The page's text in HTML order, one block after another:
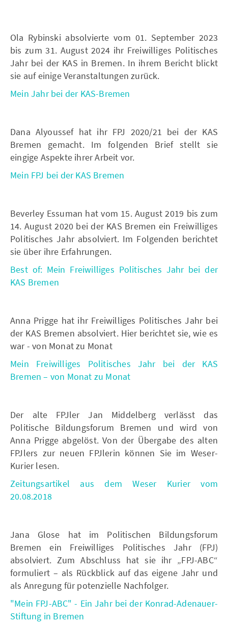
Ola Rybinski absolvierte vom 01. September 2023
bis zum 31. August 2024 ihr Freiwilliges Politisches
Jahr bei der KAS in Bremen. In ihrem Bericht blickt
sie auf einige Veranstaltungen zurück.
Mein Jahr bei der KAS-Bremen
Dana Alyoussef hat ihr FPJ 2020/21 bei der KAS
Bremen gemacht. Im folgenden Brief stellt sie
eingige Aspekte ihrer Arbeit vor.
Mein FPJ bei der KAS Bremen
Beverley Essuman hat vom 15. August 2019 bis zum
14. August 2020 bei der KAS Bremen ein Freiwilliges
Politisches Jahr absolviert. Im Folgenden berichtet
sie über ihre Erfahrungen.
Best of: Mein Freiwilliges Politisches Jahr bei der
KAS Bremen
Anna Prigge hat ihr Freiwilliges Politisches Jahr bei
der KAS Bremen absolviert. Hier berichtet sie, wie es
war - von Monat zu Monat
Mein Freiwilliges Politisches Jahr bei der KAS
Bremen – von Monat zu Monat
Der alte FPJler Jan Middelberg verlässt das
Politische Bildungsforum Bremen und wird von
Anna Prigge abgelöst. Von der Übergabe des alten
FPJlers zur neuen FPJlerin können Sie im Weser-
Kurier lesen.
Zeitungsartikel aus dem Weser Kurier vom
20.08.2018
Jana Glose hat im Politischen Bildungsforum
Bremen ein Freiwilliges Politisches Jahr (FPJ)
absolviert. Zum Abschluss hat sie ihr „FPJ-ABC“
formuliert – als Rückblick auf das eigene Jahr und
als Anregung für potenzielle Nachfolger.
"Mein FPJ-ABC" - Ein Jahr bei der Konrad-Adenauer-
Stiftung in Bremen